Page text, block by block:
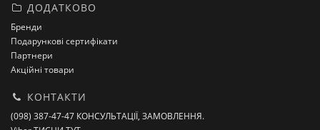
ДОДАТКОВО
Бренди
Подарункові сертифікати
Партнери
Акційні товари
КОНТАКТИ
(098) 387-47-47 КОНСУЛЬТАЦІЇ, ЗАМОВЛЕННЯ.